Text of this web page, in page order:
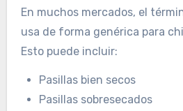
En muchos mercados, el
usa de forma genérica para
Esto puede incluir:
Pasillas bien secos
Pasillas sobresecados